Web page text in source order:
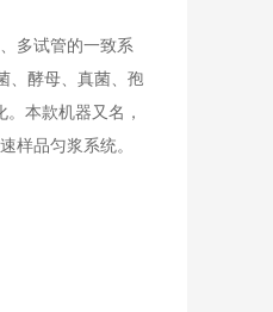
多试管的一致系
、酵母、真菌、孢
本款机器又名，
样品匀浆系统。